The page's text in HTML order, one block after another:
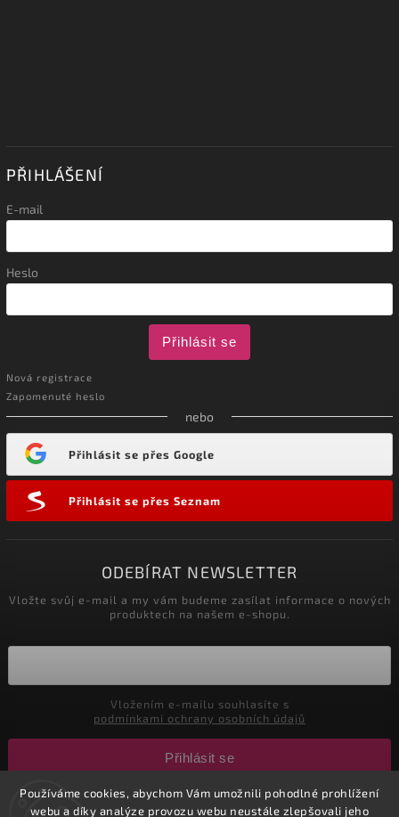
Používáme cookies, abychom Vám umožnili pohodlné prohlížení
webu a díky analýze provozu webu neustále zlepšovali jeho
PŘIHLÁŠENÍ
E-mail
Heslo
Přihlásit se
Nová registrace
Zapomenuté heslo
nebo
Přihlásit se přes Google
Přihlásit se přes Seznam
ODEBÍRAT NEWSLETTER
Vložte svůj e-mail a my vám budeme zasílat informace o nových
produktech na našem e-shopu.
podmínkami ochrany osobních údajů
Přihlásit se